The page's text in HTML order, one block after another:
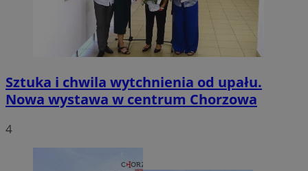
Sztuka i chwila wytchnienia od upału.
Nowa wystawa w centrum Chorzowa
4